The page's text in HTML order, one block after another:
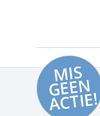
MI
S
G
E
E
N
A
C
TI
E!